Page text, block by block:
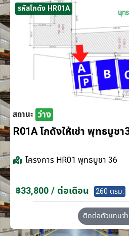
รหัสโกดัง HR01A
สถานะ ว่าง
R01A โกดังให้เช่า พุทธบูช
โครงการ HR01 พุทธบูชา 36
฿33,800 / ต่อเดือน 260 ตรม.
ติดต่อตัวแทนจ